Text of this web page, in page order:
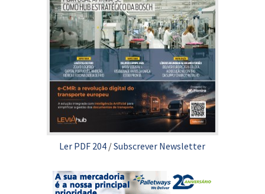
Ler PDF 204 /Subscrever Newsletter